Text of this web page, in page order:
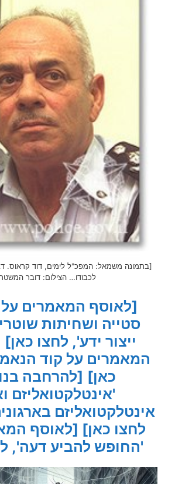
[בתמונה משמאל: המפכ"ל לימים, דוד קראוס.
לכבודו… הצילום: דובר
[לאוסף המאמרים
סטייה ושחיתות
ייצור ידע', לחצו כאן]
המאמרים על קוד
כאן] [להרחבה
'אינטלקטואליזם
אינטלקטואליזם
לחצו כאן] [לאוסף
'החופש להביע דעה',